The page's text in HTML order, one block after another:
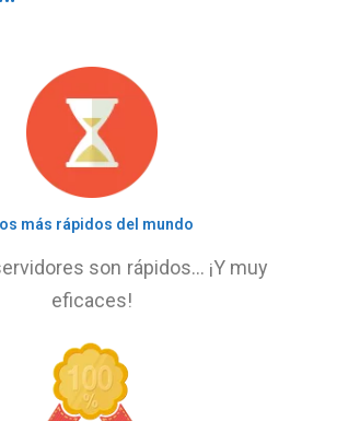
más rápidos del mundo
son rápidos… ¡Y muy
eficaces!